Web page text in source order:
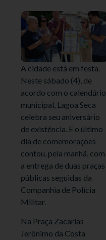
A cidade está em festa.
Neste sábado (4), de
acordo com o calendário
municipal, Lagoa Seca
celebra seu aniversário
de existência. E o último
dia de comemorações
contou, pela manhã, com
a entrega de duas praças
públicas seguidas da
Companhia de Polícia
Militar.
Na Praça Zacarias
Jerônimo da Costa